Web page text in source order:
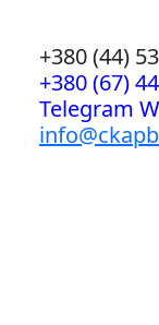
+380 (44)
+380 (67)
Telegram